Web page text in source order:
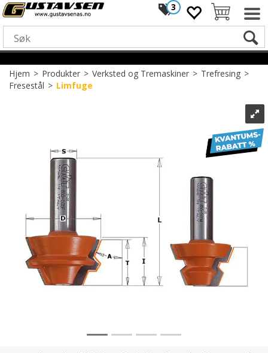
3
Hjem>Produkter>Verksted og Tremaskiner>Trefresing>
Fresestål>Limfuge